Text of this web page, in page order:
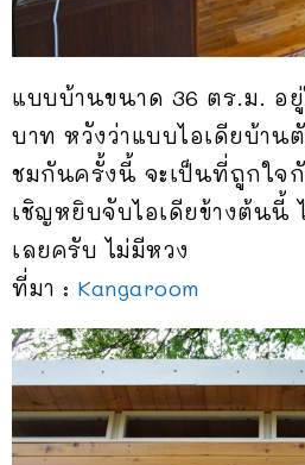
แบบบ้านขนาด 36 ตร.ม. อ
บาท หวังว่าแบบไอเดียบ้าน
ชมกันครั้งนี้ จะเป็นที่ถูกใจ
เชิญหยิบจับไอเดียข้างต้นนี้
เลยครับ ไม่มีหวง
ที่มา : Kangaroom